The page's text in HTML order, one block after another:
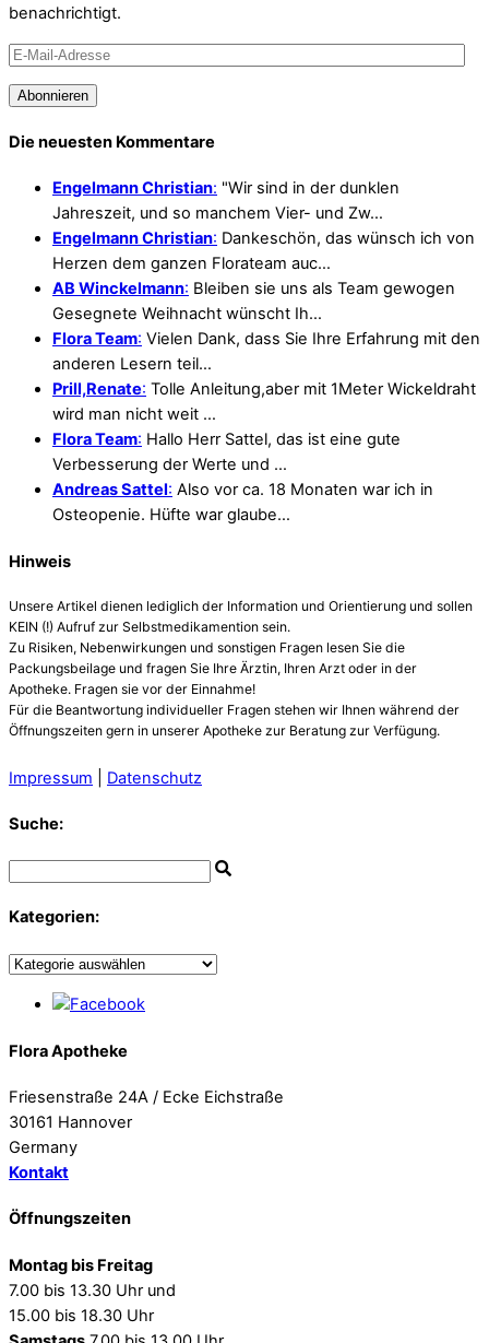
benachrichtigt.
E-
Adresse
Abonnieren
Die neuesten Kommentare
Engelmann Christian: "Wir sind in der dunklen
Jahreszeit, und so manchem Vier- und Zw…
Engelmann Christian: Dankeschön, das wünsch ich von
Herzen dem ganzen Florateam auc…
AB Winckelmann: Bleiben sie uns als Team gewogen
Gesegnete Weihnacht wünscht Ih…
Flora Team: Vielen Dank, dass Sie Ihre Erfahrung mit den
anderen Lesern teil…
Prill,Renate: Tolle Anleitung,aber mit 1Meter Wickeldraht
wird man nicht weit …
Flora Team: Hallo Herr Sattel, das ist eine gute
Verbesserung der Werte und …
Andreas Sattel: Also vor ca. 18 Monaten war ich in
Osteopenie. Hüfte war glaube…
Hinweis
Unsere Artikel dienen lediglich der Information und Orientierung und sollen
KEIN (!) Aufruf zur Selbstmedikamention sein.
Zu Risiken, Nebenwirkungen und sonstigen Fragen lesen Sie die
Packungsbeilage und fragen Sie Ihre Ärztin, Ihren Arzt oder in der
Apotheke. Fragen sie vor der Einnahme!
Für die Beantwortung individueller Fragen stehen wir Ihnen während der
Öffnungszeiten gern in unserer Apotheke zur Beratung zur Verfügung.
Impressum Datenschutz
Suche:
Kategorien:
Kategorien:
Facebook
Flora Apotheke
Friesenstraße 24A / Ecke Eichstraße
30161 Hannover
Germany
Kontakt
Öffnungszeiten
Montag bis Freitag
7.00 bis 13.30 Uhr und
15.00 bis 18.30 Uhr